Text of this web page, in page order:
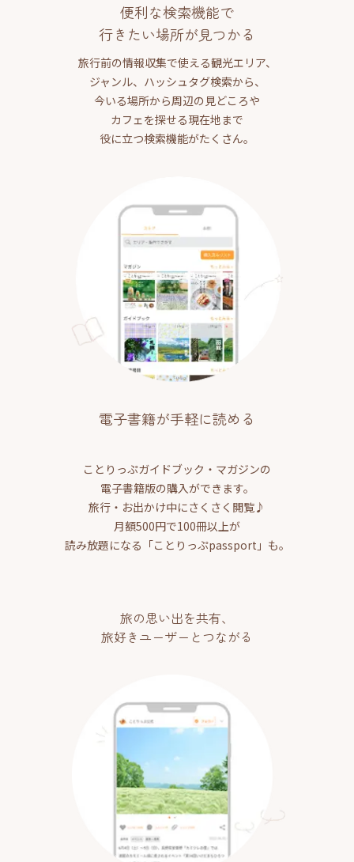
便利な検索機能で
行きたい場所が見つかる
旅行前の情報収集で使える観光エリア、
ジャンル、ハッシュタグ検索から、
今いる場所から周辺の見どころや
カフェを探せる現在地まで
役に立つ検索機能がたくさん。
電子書籍が手軽に読める
ことりっぷガイドブック・マガジンの
電子書籍版の購入ができます。
旅行・お出かけ中にさくさく閲覧♪
月額500円で100冊以上が
読み放題になる「ことりっぷpassport」も。
旅の思い出を共有、
旅好きユーザーとつながる